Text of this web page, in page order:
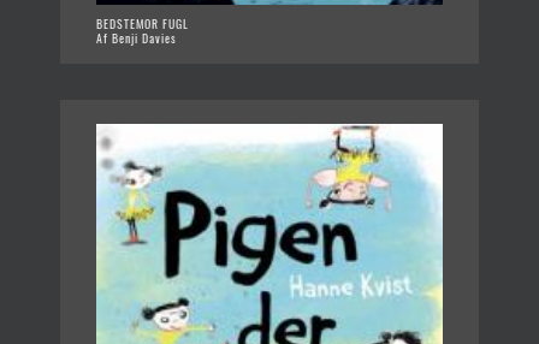
BEDSTEMOR FUGL
Af Benji Davies